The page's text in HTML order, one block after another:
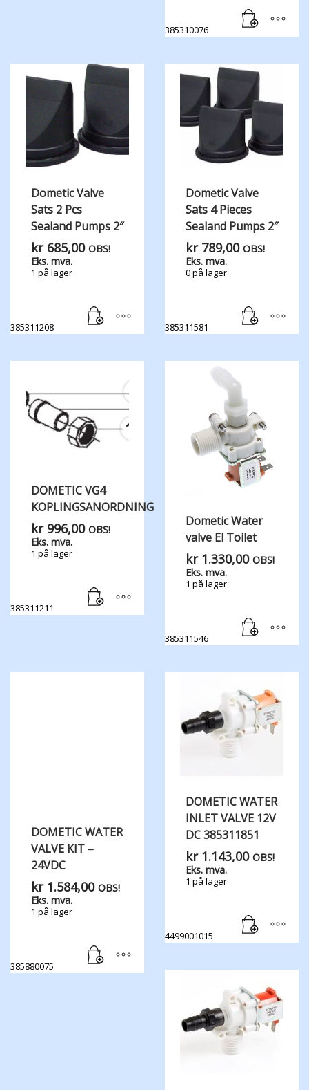
385310076
Dometic Valve
Sats 2 Pcs
Sealand Pumps 2″
kr685,00 OBS!
Eks. mva.
1 på lager
385311208
Dometic Valve
Sats 4 Pieces
Sealand Pumps 2″
kr789,00 OBS!
Eks. mva.
0 på lager
385311581
DOMETIC VG4
KOPLINGSANORDNING
kr996,00 OBS!
Eks. mva.
1 på lager
385311211
Dometic Water
valve El Toilet
kr1.330,00 OBS!
Eks. mva.
1 på lager
385311546
DOMETIC WATER
VALVE KIT –
24VDC
kr1.584,00 OBS!
Eks. mva.
1 på lager
385880075
DOMETIC WATER​
INLET ​VALVE 12V
DC 385311851
kr1.143,00 OBS!
Eks. mva.
1 på lager
4499001015